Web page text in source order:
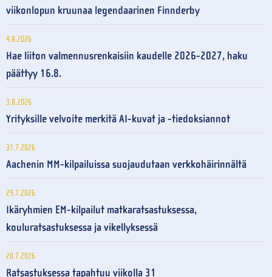
viikonlopun kruunaa legendaarinen Finnderby
4.8.2026
Hae liiton valmennusrenkaisiin kaudelle 2026-2027, haku
päättyy 16.8.
3.8.2026
Yrityksille velvoite merkitä AI-kuvat ja -tiedoksiannot
31.7.2026
Aachenin MM-kilpailuissa suojaudutaan verkkohäirinnältä
29.7.2026
Ikäryhmien EM-kilpailut matkaratsastuksessa,
kouluratsastuksessa ja vikellyksessä
28.7.2026
Ratsastuksessa tapahtuu viikolla 31